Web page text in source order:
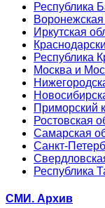
Республика
Воронежская
Иркутская
Республика
Москва и
Приморский
Ростовская
Самарская
Санкт-
Республика
СМИ. Архив